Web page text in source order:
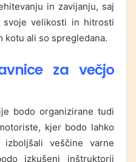
in zavijanju, saj
svoje velikosti in hitrosti
kotu ali so spregledana.
za večjo
bodo organizirane tudi
kjer bodo lahko
veščine varne
izkušeni inštruktorji